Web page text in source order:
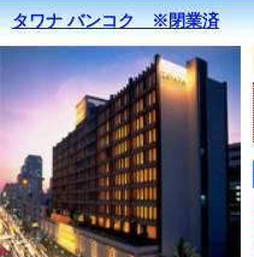
タワナ バンコク ※閉業済